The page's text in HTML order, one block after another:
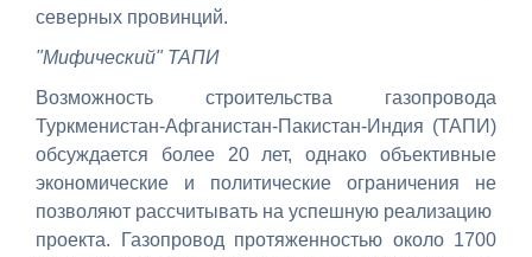
северных провинций.
"Мифический" ТАПИ
Возможность строительства газопровода
Туркменистан-Афганистан-Пакистан-Индия (ТАПИ)
обсуждается более 20 лет, однако объективные
экономические и политические ограничения не
позволяют рассчитывать на успешную реализацию
проекта. Газопровод протяженностью около 1700